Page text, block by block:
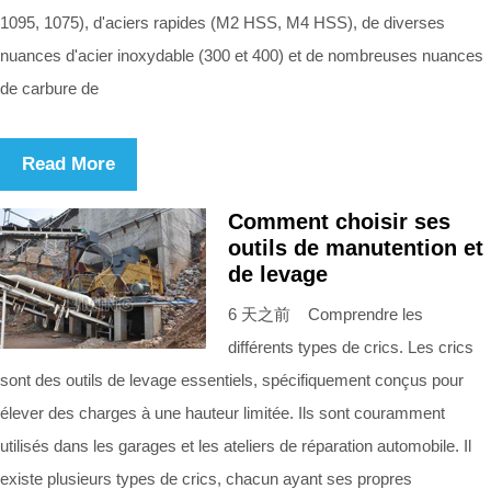
1095, 1075), d'aciers rapides (M2 HSS, M4 HSS), de diverses
nuances d'acier inoxydable (300 et 400) et de nombreuses nuances
de carbure de
Read More
Comment choisir ses
outils de manutention et
de levage
6 天之前 Comprendre les
différents types de crics. Les crics
sont des outils de levage essentiels, spécifiquement conçus pour
élever des charges à une hauteur limitée. Ils sont couramment
utilisés dans les garages et les ateliers de réparation automobile. Il
existe plusieurs types de crics, chacun ayant ses propres